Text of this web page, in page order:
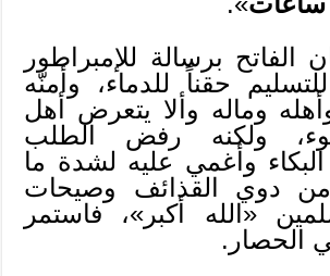
برسالة للإمبراطور
حقناً للدماء، وأمنّه
وماله وألا يتعرض أهل
ولكنه رفض الطلب
وأغمي عليه لشدة ما
دوي القذائف وصيحات
«الله أكبر»، فاستمر
الحصار.